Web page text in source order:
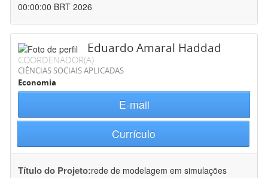
00:00:00 BRT 2026
Eduardo Amaral Haddad
COORDENADOR(A)
CIÊNCIAS SOCIAIS APLICADAS
Economia
E-mail
Currículo
Título do Projeto:rede de modelagem em simulações